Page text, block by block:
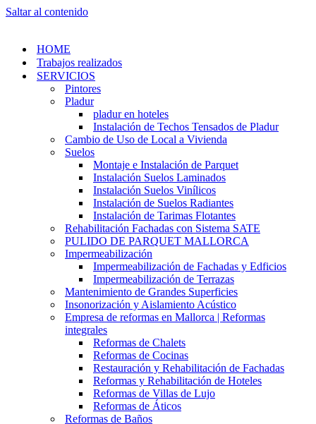
Saltar al contenido
HOME
Trabajos realizados
SERVICIOS
Pintores
Pladur
pladur en hoteles
Instalación de Techos Tensados de Pladur
Cambio de Uso de Local a Vivienda
Suelos
Montaje e Instalación de Parquet
Instalación Suelos Laminados
Instalación Suelos Vinílicos
Instalación de Suelos Radiantes
Instalación de Tarimas Flotantes
Rehabilitación Fachadas con Sistema SATE
PULIDO DE PARQUET MALLORCA
Impermeabilización
Impermeabilización de Fachadas y Edficios
Impermeabilización de Terrazas
Mantenimiento de Grandes Superficies
Insonorización y Aislamiento Acústico
Empresa de reformas en Mallorca | Reformas
integrales
Reformas de Chalets
Reformas de Cocinas
Restauración y Rehabilitación de Fachadas
Reformas y Rehabilitación de Hoteles
Reformas de Villas de Lujo
Reformas de Áticos
Reformas de Baños